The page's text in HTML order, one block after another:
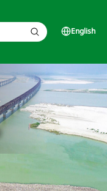
English